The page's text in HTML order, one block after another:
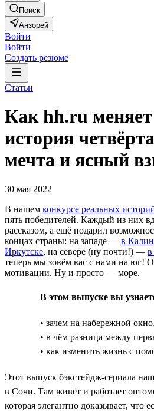
Поиск
Анзорей
Войти
Войти
Создать резюме
Статьи
Как hh.ru
история
мечта и ясный
30 мая 2022
В нашем конкурсе реальных
пять победителей. Каждый из них
рассказом, а ещё подарил
концах страны: на западе — в
Иркутске, на севере (ну почти!) — в
теперь мы зовём вас с нами на юг!
мотивации. Ну и просто — море.
В этом выпуске вы
• зачем на набережной окно,
• в чём разница между
• как изменить жизнь с
Этот выпуск бэкстейдж-сериала
в Сочи. Там живёт и работает
которая элегантно доказывает, что